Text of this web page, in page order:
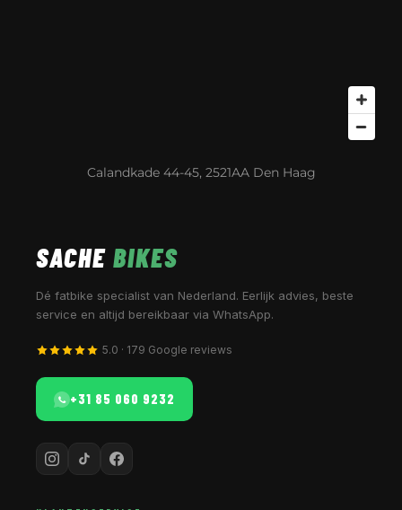
Calandkade 44-45, 2521AA Den Haag
SACHE BIKES
Dé fatbike specialist van Nederland. Eerlijk advies, beste
service en altijd bereikbaar via WhatsApp.
5.0 · 179 Google reviews
+31 85 060 9232